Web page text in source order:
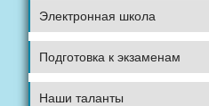
Электронная школа
Подготовка к экзаменам
Наши таланты